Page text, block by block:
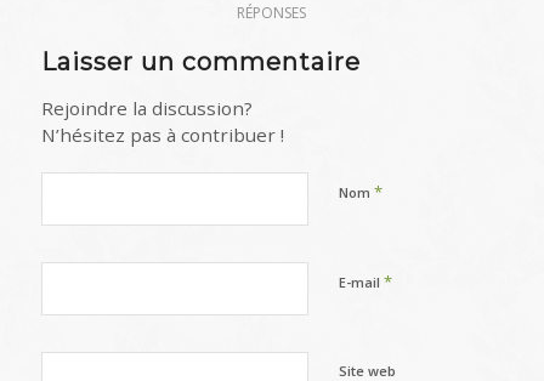
RÉPONSES
Laisser un commentaire
Rejoindre la discussion?
N’hésitez pas à contribuer !
Nom *
E-mail *
Site web